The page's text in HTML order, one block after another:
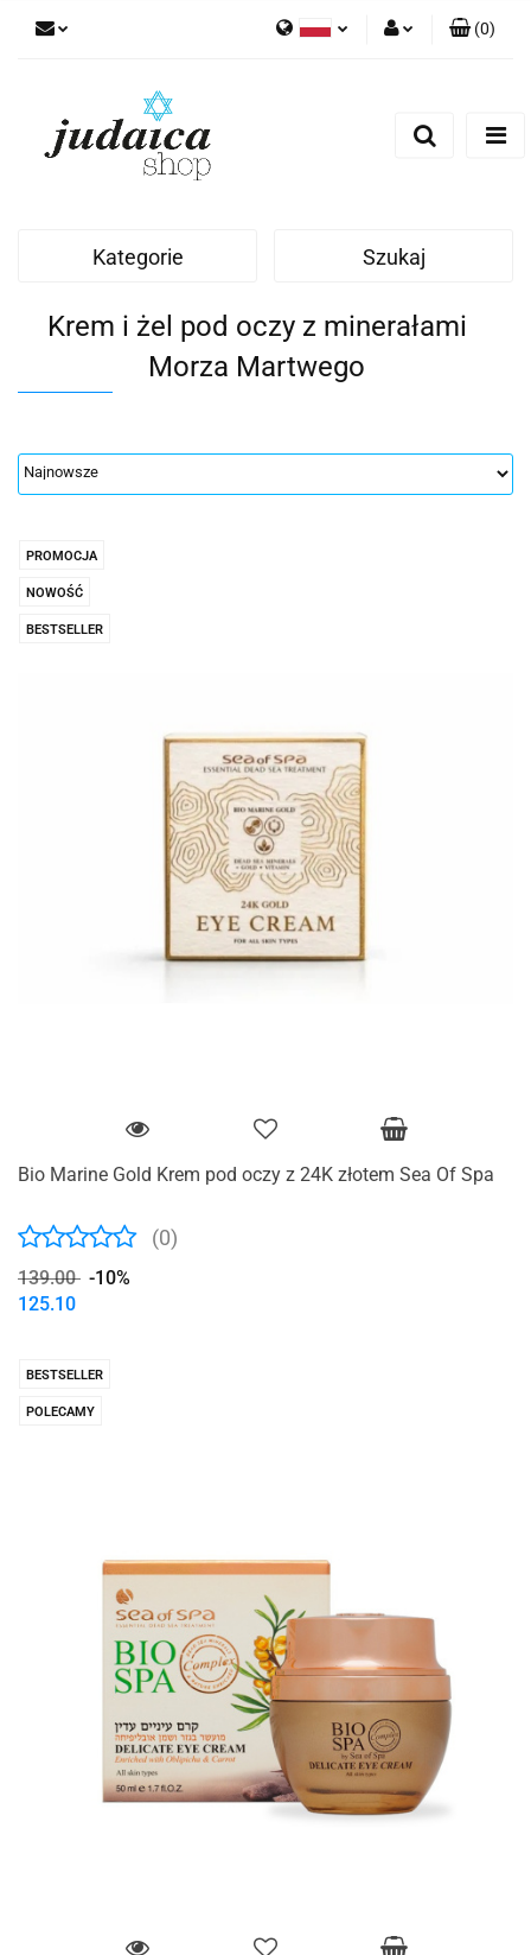
(0)
Kategorie Szukaj
Krem i żel pod oczy z minerałami
Morza Martwego
PROMOCJA
NOWOŚĆ
BESTSELLER
Bio Marine Gold Krem pod oczy z 24K złotem Sea Of Spa
(0)
139.00 -10%
125.10
BESTSELLER
POLECAMY